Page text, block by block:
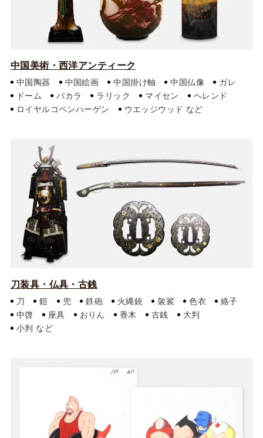
中国美術・西洋アンティーク
中国陶器 中国絵画 中国掛け軸 中国仏像
ガレ
ドーム
バカラ ラリック マイセン
ヘレンド
ロイヤルコペンハーゲン
ウエッジウッド
刀装具・仏具・古銭
刀 鎧 兜 鉄砲 火縄銃 袈裟 色衣
絡子
中啓
座具 おりん 香木 古銭
大判
小判